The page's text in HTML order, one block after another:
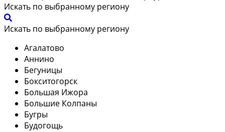
Искать по выбранному региону
Искать по выбранному региону
Агалатово
Аннино
Бегуницы
Бокситогорск
Большая Ижора
Большие Колпаны
Бугры
Будогощь